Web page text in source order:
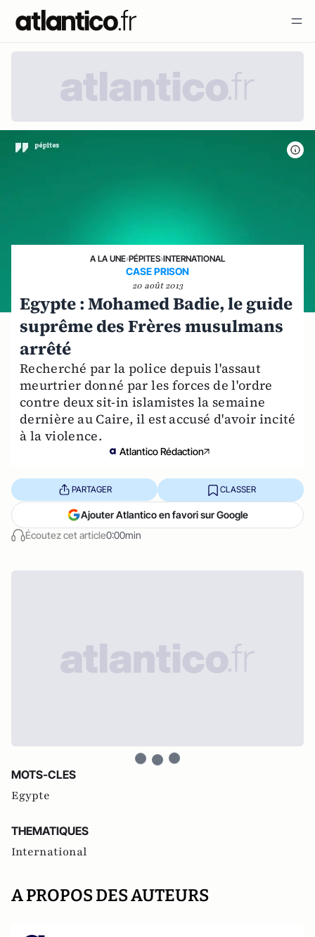
A LA UNE›PÉPITES›INTERNATIONAL
CASE PRISON
20 août 2013
Egypte : Mohamed Badie, le guide
suprême des Frères musulmans
arrêté
Recherché par la police depuis l'assaut
meurtrier donné par les forces de l'ordre
contre deux sit-in islamistes la semaine
dernière au Caire, il est accusé d'avoir incité
à la violence.
Atlantico Rédaction
Écoutez cet article0:00min
PARTAGER CLASSER
Ajouter Atlantico en favori sur Google
MOTS-CLES
Egypte
THEMATIQUES
International
A PROPOS DES AUTEURS